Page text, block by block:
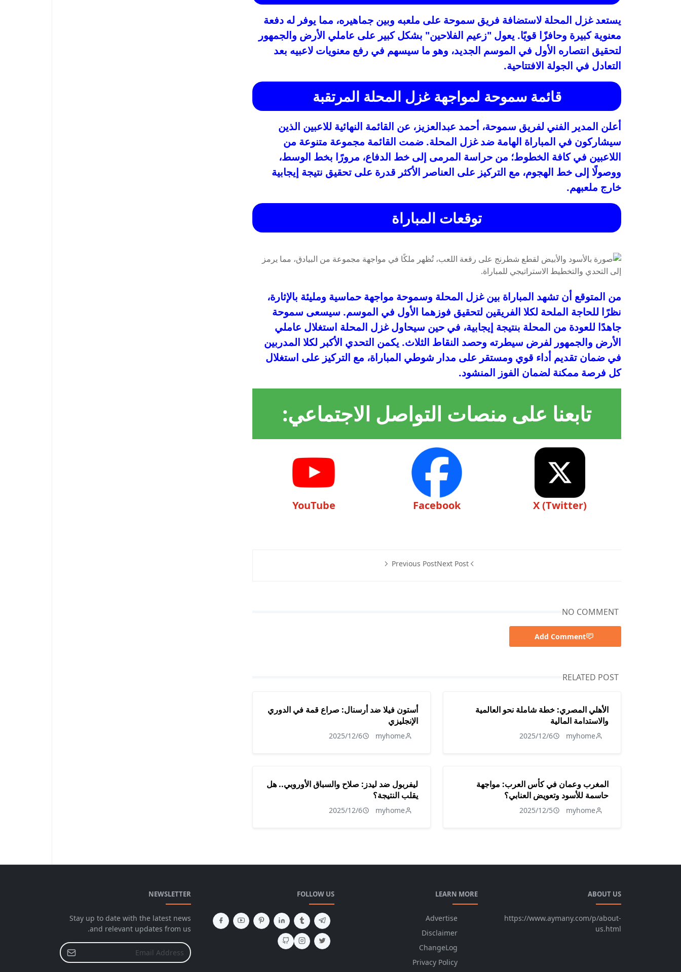
يستعد غزل المحلة لاستضافة فريق سموحة على ملعبه وبين جماهيره، مما يوفر له دفعة
معنوية كبيرة وحافزًا قويًا. يعول "زعيم الفلاحين" بشكل كبير على عاملي الأرض والجمهور
لتحقيق انتصاره الأول في الموسم الجديد، وهو ما سيسهم في رفع معنويات لاعبيه بعد
التعادل في الجولة الافتتاحية.
قائمة سموحة لمواجهة غزل المحلة المرتقبة
أعلن المدير الفني لفريق سموحة، أحمد عبدالعزيز، عن القائمة النهائية للاعبين الذين
سيشاركون في المباراة الهامة ضد غزل المحلة. ضمت القائمة مجموعة متنوعة من
اللاعبين في كافة الخطوط؛ من حراسة المرمى إلى خط الدفاع، مرورًا بخط الوسط،
ووصولًا إلى خط الهجوم، مع التركيز على العناصر الأكثر قدرة على تحقيق نتيجة إيجابية
خارج ملعبهم.
توقعات المباراة
من المتوقع أن تشهد المباراة بين غزل المحلة وسموحة مواجهة حماسية ومليئة بالإثارة،
نظرًا للحاجة الملحة لكلا الفريقين لتحقيق فوزهما الأول في الموسم. سيسعى سموحة
جاهدًا للعودة من المحلة بنتيجة إيجابية، في حين سيحاول غزل المحلة استغلال عاملي
الأرض والجمهور لفرض سيطرته وحصد النقاط الثلاث. يكمن التحدي الأكبر لكلا المدربين
في ضمان تقديم أداء قوي ومستقر على مدار شوطي المباراة، مع التركيز على استغلال
كل فرصة ممكنة لضمان الفوز المنشود.
تابعنا على منصات التواصل الاجتماعي:
X (Twitter)
Facebook
YouTube
Next Post
Previous Post
NO COMMENT
Add Comment
RELATED POST
الأهلي المصري: خطة شاملة نحو العالمية
والاستدامة المالية
myhome
2025/12/6
أستون فيلا ضد أرسنال: صراع قمة في الدوري
الإنجليزي
myhome
2025/12/6
المغرب وعمان في كأس العرب: مواجهة
حاسمة للأسود وتعويض العنابي؟
myhome
2025/12/5
ليفربول ضد ليدز: صلاح والسباق الأوروبي.. هل
يقلب النتيجة؟
myhome
2025/12/6
ABOUT US
https://www.aymany.com/p/about-
us.html
LEARN MORE
Advertise
Disclaimer
ChangeLog
Privacy Policy
FOLLOW US
NEWSLETTER
Stay up to date with the latest news
and relevant updates from us.